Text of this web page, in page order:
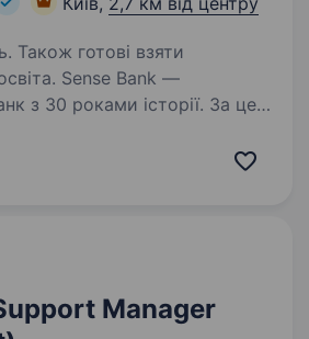
Також готові взяти
Bank —
з 30 роками історії. За цей
людей, де кожен
Manager